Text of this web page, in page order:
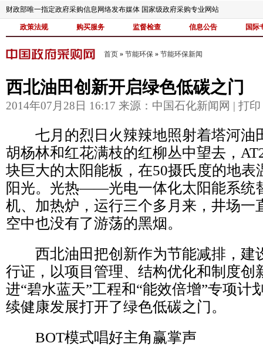
财政部唯一指定政府采购信息网络发布媒体 国家级政府采购专业网站
政策法规 购买服务 监督检查 信息公告 国际
首页 » 节能环保 » 节能环保新闻
西北油田创新开启绿色低碳之门
2014年07月28日 16:17 来源： 中国石化新闻网 | 打印
七月的烈日火辣辣地照射着塔河油
胡杨林和红花满枝的红柳丛中望去，
块巨大的太阳能板，在50摄氏度的地表
阳光。光热——光电一体化太阳能系统
机、加热炉，运行三个多月来，井场一
空中也没有了游荡的黑烟。
西北油田把创新作为节能减排，建
行证，以项目管理、结构优化和制度创
进“碧水蓝天”工程和“能效倍增”专项计
续健康发展打开了绿色低碳之门。
BOT模式唱好主角赢掌声